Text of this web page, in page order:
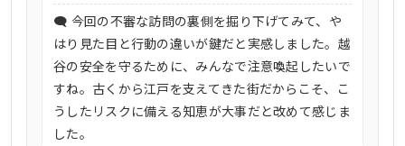
🗨 今回の不審な訪問の裏側を掘り下げてみて、や
はり見た目と行動の違いが鍵だと実感しました。越
谷の安全を守るために、みんなで注意喚起したいで
すね。古くから江戸を支えてきた街だからこそ、こ
うしたリスクに備える知恵が大事だと改めて感じま
した。